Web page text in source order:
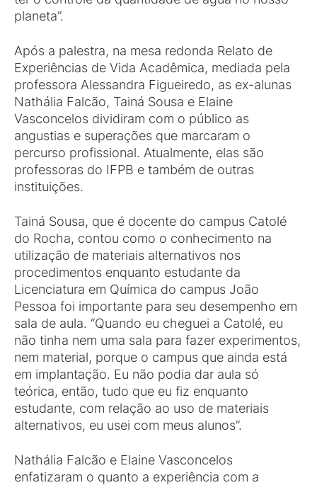
planeta”.
Após a palestra, na mesa redonda Relato de
Experiências de Vida Acadêmica, mediada pela
professora Alessandra Figueiredo, as ex-alunas
Nathália Falcão, Tainá Sousa e Elaine
Vasconcelos dividiram com o público as
angustias e superações que marcaram o
percurso profissional. Atualmente, elas são
professoras do IFPB e também de outras
instituições.
Tainá Sousa, que é docente do campus Catolé
do Rocha, contou como o conhecimento na
utilização de materiais alternativos nos
procedimentos enquanto estudante da
Licenciatura em Química do campus João
Pessoa foi importante para seu desempenho em
sala de aula. “Quando eu cheguei a Catolé, eu
não tinha nem uma sala para fazer experimentos,
nem material, porque o campus que ainda está
em implantação. Eu não podia dar aula só
teórica, então, tudo que eu fiz enquanto
estudante, com relação ao uso de materiais
alternativos, eu usei com meus alunos”.
Nathália Falcão e Elaine Vasconcelos
enfatizaram o quanto a experiência com a